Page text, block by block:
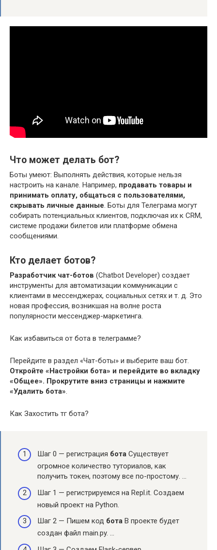
Что может делать бот?
Боты умеют: Выполнять действия, которые нельзя
настроить на канале. Например, продавать товары и
принимать оплату, общаться с пользователями,
скрывать личные данные. Боты для Телеграма могут
собирать потенциальных клиентов, подключая их к CRM,
системе продажи билетов или платформе обмена
сообщениями.
Кто делает ботов?
Разработчик чат-ботов (Chatbot Developer) создает
инструменты для автоматизации коммуникации с
клиентами в мессенджерах, социальных сетях и т. д. Это
новая профессия, возникшая на волне роста
популярности мессенджер-маркетинга.
Как избавиться от бота в телеграмме?
Перейдите в раздел «Чат-боты» и выберите ваш бот.
Откройте «Настройки бота» и перейдите во вкладку
«Общее». Прокрутите вниз страницы и нажмите
«Удалить бота».
Как Захостить тг бота?
Шаг 0 — регистрация бота Существует
огромное количество туториалов, как
получить токен, поэтому все по-простому. …
Шаг 1 — регистрируемся на Repl.it. Создаем
новый проект на Python.
Шаг 2 — Пишем код бота В проекте будет
создан файл main.py. …